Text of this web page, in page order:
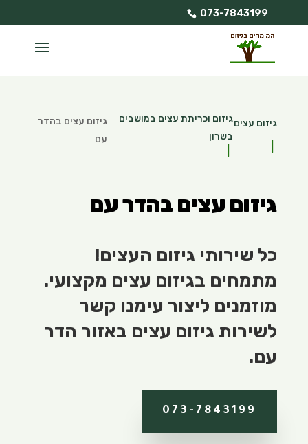
073-7843199
גיזום עציםגיזום וכריתת עצים במושבים
בשרון
גיזום עצים בהדר
עם
גיזום עצים בהדר עם
כל שירותי גיזום העצים!
מתמחים בגיזום עצים מקצועי.
מוזמנים ליצור עימנו קשר
לשירות גיזום עצים באזור הדר
עם.
073-7843199